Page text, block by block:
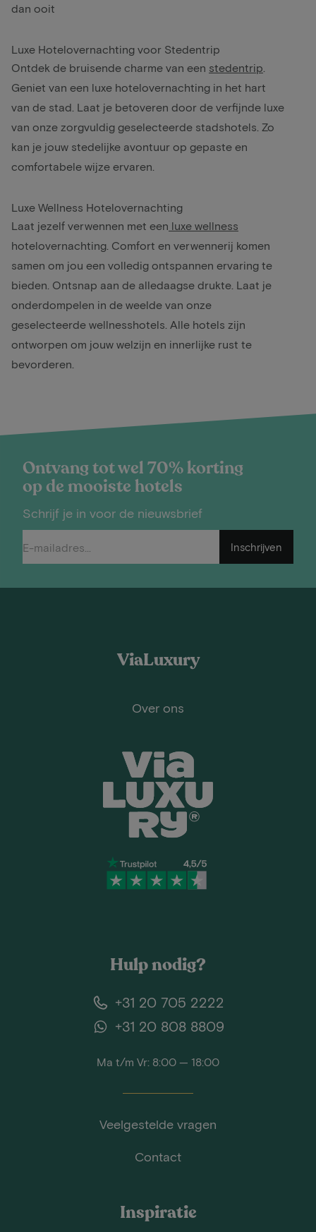
dan ooit
Luxe Hotelovernachting voor Stedentrip
Ontdek de bruisende charme van een stedentrip
Geniet van een luxe hotelovernachting in het hart
van de stad. Laat je betoveren door de verfijnde luxe
van onze zorgvuldig geselecteerde stadshotels. Zo
kan je jouw stedelijke avontuur op gepaste en
comfortabele wijze ervaren.
Luxe Wellness Hotelovernachting
Laat jezelf verwennen met een luxe wellness
hotelovernachting. Comfort en verwennerij komen
samen om jou een volledig ontspannen ervaring te
bieden. Ontsnap aan de alledaagse drukte. Laat je
onderdompelen in de weelde van onze
geselecteerde wellnesshotels. Alle hotels zijn
ontworpen om jouw welzijn en innerlijke rust te
bevorderen.
Ontvang tot wel 70% korting
op de mooiste hotels
Schrijf je in voor de nieuwsbrief
Inschrijven
ViaLuxury
Over ons
Hulp nodig?
+31 20 705 2222
+31 20 808 8809
Ma t/m Vr: 8:00 — 18:00
Veelgestelde vragen
Contact
Inspiratie